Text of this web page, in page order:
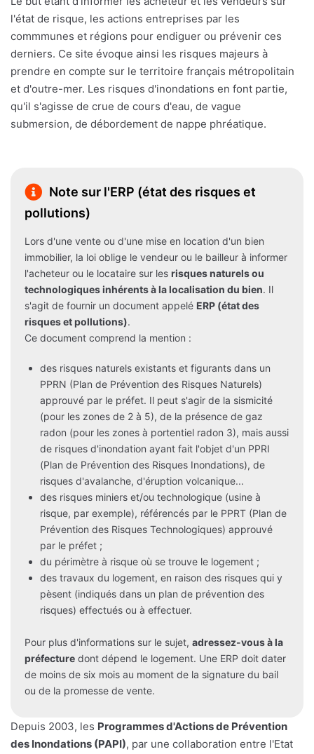
l'état de risque, les actions entreprises par les
commmunes et régions pour endiguer ou prévenir ces
derniers. Ce site évoque ainsi les risques majeurs à
prendre en compte sur le territoire français métropolitain
et d'outre-mer. Les risques d'inondations en font partie,
qu'il s'agisse de crue de cours d'eau, de vague
submersion, de débordement de nappe phréatique.
Note sur l'ERP (état des risques et
pollutions)
Lors d'une vente ou d'une mise en location d'un bien
immobilier, la loi oblige le vendeur ou le bailleur à informer
l'acheteur ou le locataire sur les risques naturels ou
technologiques inhérents à la localisation du bien. Il
s'agit de fournir un document appelé ERP (état des
risques et pollutions).
Ce document comprend la mention :
des risques naturels existants et figurants dans un
PPRN (Plan de Prévention des Risques Naturels)
approuvé par le préfet. Il peut s'agir de la sismicité
(pour les zones de 2 à 5), de la présence de gaz
radon (pour les zones à portentiel radon 3), mais aussi
de risques d'inondation ayant fait l'objet d'un PPRI
(Plan de Prévention des Risques Inondations), de
risques d'avalanche, d'éruption volcanique...
des risques miniers et/ou technologique (usine à
risque, par exemple), référencés par le PPRT (Plan de
Prévention des Risques Technologiques) approuvé
par le préfet ;
du périmètre à risque où se trouve le logement ;
des travaux du logement, en raison des risques qui y
pèsent (indiqués dans un plan de prévention des
risques) effectués ou à effectuer.
Pour plus d'informations sur le sujet, adressez-vous à la
préfecture dont dépend le logement. Une ERP doit dater
de moins de six mois au moment de la signature du bail
ou de la promesse de vente.
Depuis 2003, les Programmes d'Actions de Prévention
des Inondations (PAPI), par une collaboration entre l'Etat